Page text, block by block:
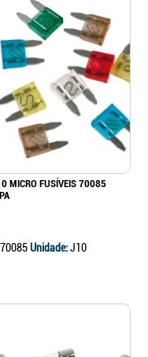
MICRO FUSÍVEIS 70085
70085Unidade:J10